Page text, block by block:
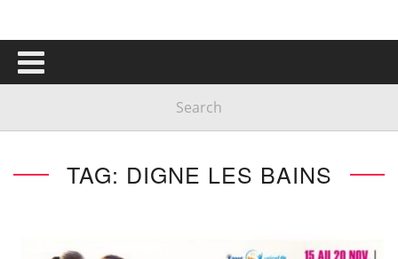
TAG: DIGNE LES BAINS